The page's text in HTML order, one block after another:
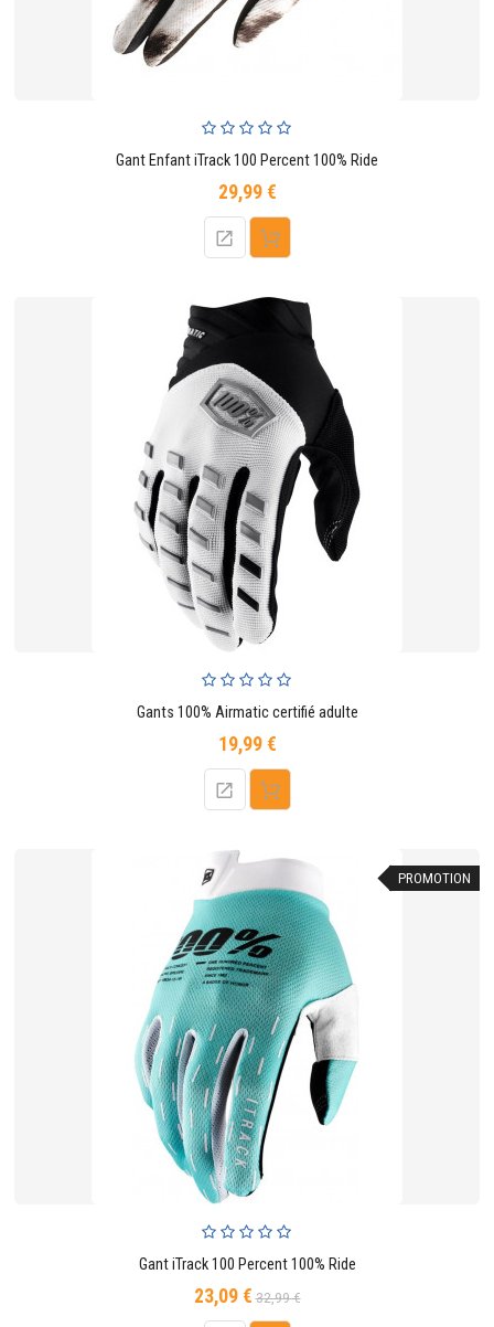
Gant Enfant iTrack 100 Percent 100% Ride
29,99 €Prix
Gants 100% Airmatic certifié adulte
19,99 €Prix
PROMOTION
Gant iTrack 100 Percent 100% Ride
23,09 €Prix
de
32,99 €Prix